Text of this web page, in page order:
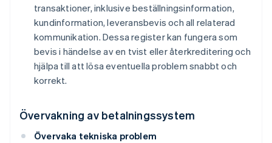
transaktioner, inklusive beställningsinformation,
kundinformation, leveransbevis och all relaterad
kommunikation. Dessa register kan fungera som
bevis i händelse av en tvist eller återkreditering och
hjälpa till att lösa eventuella problem snabbt och
korrekt.
Övervakning av betalningssystem
Övervaka tekniska problem